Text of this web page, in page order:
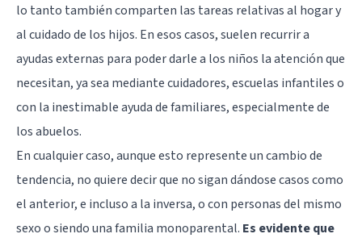
lo tanto también comparten las tareas relativas al hogar y
al cuidado de los hijos. En esos casos, suelen recurrir a
ayudas externas para poder darle a los niños la atención que
necesitan, ya sea mediante cuidadores, escuelas infantiles o
con la inestimable ayuda de familiares, especialmente de
los abuelos.
En cualquier caso, aunque esto represente un cambio de
tendencia, no quiere decir que no sigan dándose casos como
el anterior, e incluso a la inversa, o con personas del mismo
sexo o siendo una familia monoparental. Es evidente que